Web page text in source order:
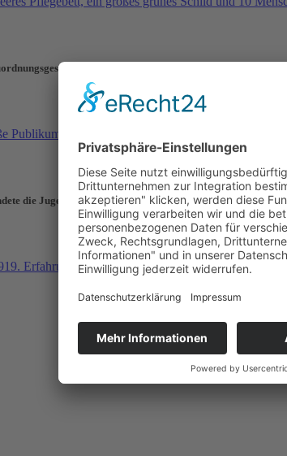
zu verhindern
die Jugendaktionswoche 2026 und es geht weiter …